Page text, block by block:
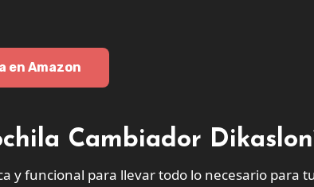
en Amazon
Cambiador
y funcional para llevar todo lo necesario para